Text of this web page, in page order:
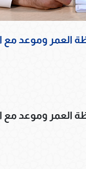
العمر وموعد مع
العمر وموعد مع